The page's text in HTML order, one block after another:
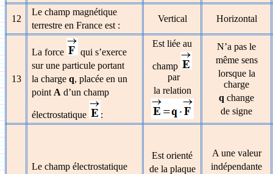
12
Le champ magnétique
terrestre en France est :
Vertical Horizontal
13
La force
qui s’exerce
sur une particule portant
la chargeq, placée en un
point A d’un champ
électrostatique :
Est liée au
champ
par
la relation
N’a pas le
même sens
lorsque la
charge
q change
de signe
Le champ électrostatique
Est orienté
de la plaque
A une valeur
indépendante